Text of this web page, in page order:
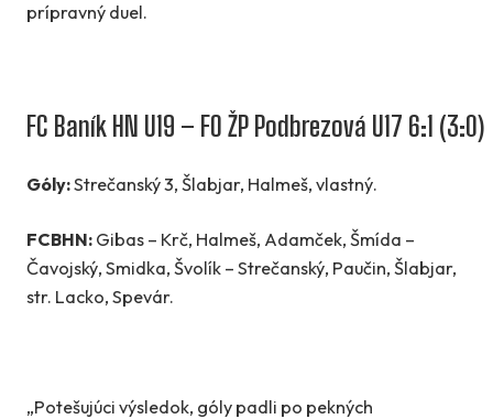
prípravný duel.
FC Baník HN U19 – FO ŽP Podbrezová U17 6:1 (3:0)
Góly:Strečanský 3, Šlabjar, Halmeš, vlastný.
FCBHN: Gibas – Krč, Halmeš, Adamček, Šmída –
Čavojský, Smidka, Švolík – Strečanský, Paučin, Šlabjar,
str. Lacko, Spevár.
„Potešujúci výsledok, góly padli po pekných